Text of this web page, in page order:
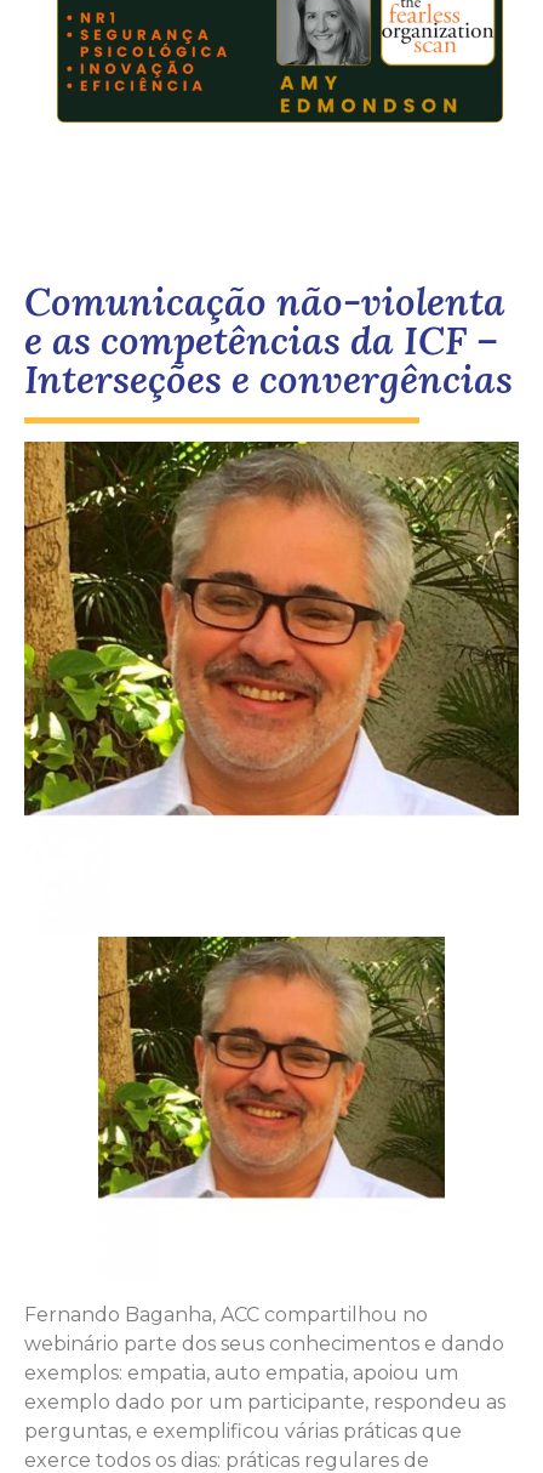
Comunicação não-violenta
e as competências da ICF –
Interseções e convergências
Fernando Baganha, ACC compartilhou no
webinário parte dos seus conhecimentos e dando
exemplos: empatia, auto empatia, apoiou um
exemplo dado por um participante, respondeu as
perguntas, e exemplificou várias práticas que
exerce todos os dias: práticas regulares de